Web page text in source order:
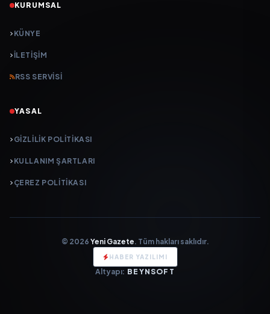
KURUMSAL
KÜNYE
İLETIŞIM
RSS SERVISI
YASAL
GIZLILIK POLITIKASI
KULLANIM ŞARTLARI
ÇEREZ POLITIKASI
© 2026 Yeni Gazete. Tüm hakları saklıdır.
HABER YAZILIMI
Altyapı: BEYNSOFT